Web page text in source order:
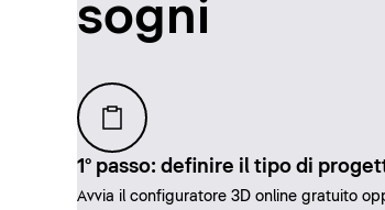
sogni
1° passo: definire il tipo di
Avvia il configuratore 3D online gratuito